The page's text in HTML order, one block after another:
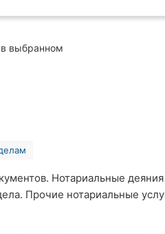
в выбранном
Нотариальные
Прочие нотариальные